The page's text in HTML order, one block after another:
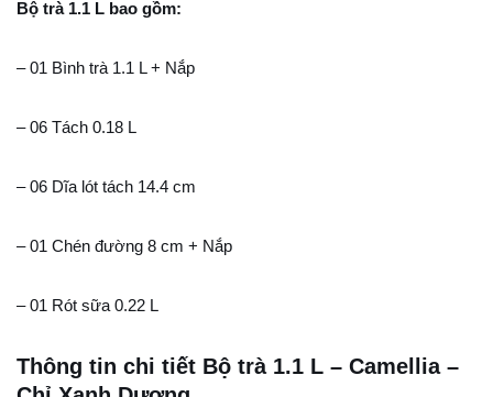
Bộ trà 1.1 L bao gồm:
– 01 Bình trà 1.1 L + Nắp
– 06 Tách 0.18 L
– 06 Dĩa lót tách 14.4 cm
– 01 Chén đường 8 cm + Nắp
– 01 Rót sữa 0.22 L
Thông tin chi tiết Bộ trà 1.1 L – Camellia –